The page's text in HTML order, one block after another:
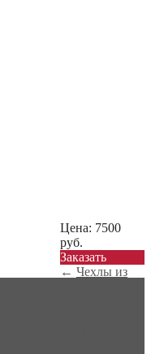
Цена: 7500
руб.
Заказать
← Чехлы из